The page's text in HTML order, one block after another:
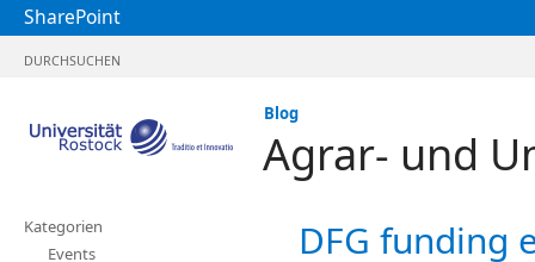
SharePoint
DURCHSUCHEN
Blog
Agrar- und
Kategorien
Events
DFG funding